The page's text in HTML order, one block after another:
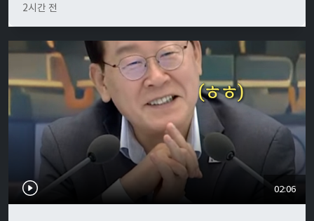
2시간 전
02:06